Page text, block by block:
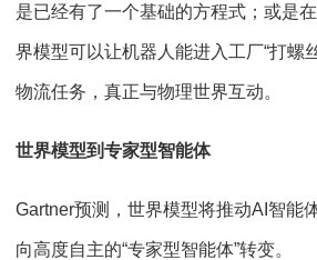
是已经有了一个基础的方程式；或是
界模型可以让机器人能进入工厂“打螺
物流任务，真正与物理世界互动。
世界模型到专家型智能体
Gartner预测，世界模型将推动AI智能
向高度自主的“专家型智能体”转变。